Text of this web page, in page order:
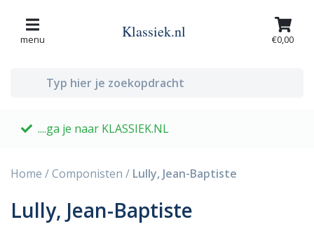
menu Klassiek.nl €0,00
....ga je naar KLASSIEK.NL
Home /Componisten / Lully, Jean-Baptiste
Lully, Jean-Baptiste